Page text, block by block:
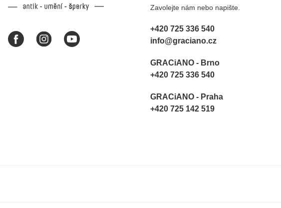
Zavolejte nám nebo napište.
+420 725 336 540
info@graciano.cz
GRACiANO - Brno
+420 725 336 540
GRACiANO - Praha
+420 725 142 519